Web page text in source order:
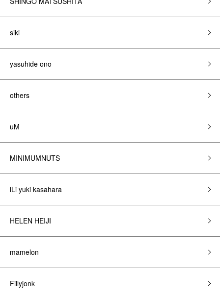
siki
yasuhide ono
others
uM
MINIMUMNUTS
iLi yuki kasahara
HELEN HEIJI
mamelon
Fillyjonk